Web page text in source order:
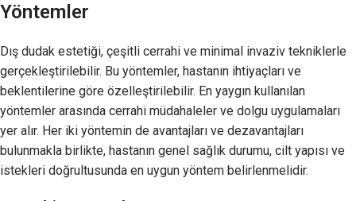
Yöntemler
Dış dudak estetiği, çeşitli cerrahi ve minimal invaziv tekniklerle
gerçekleştirilebilir. Bu yöntemler, hastanın ihtiyaçları ve
beklentilerine göre özelleştirilebilir. En yaygın kullanılan
yöntemler arasında cerrahi müdahaleler ve dolgu uygulamaları
yer alır. Her iki yöntemin de avantajları ve dezavantajları
bulunmakla birlikte, hastanın genel sağlık durumu, cilt yapısı ve
istekleri doğrultusunda en uygun yöntem belirlenmelidir.